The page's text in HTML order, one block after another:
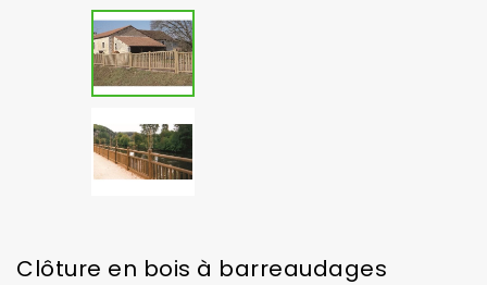
Clôture en bois à barreaudages